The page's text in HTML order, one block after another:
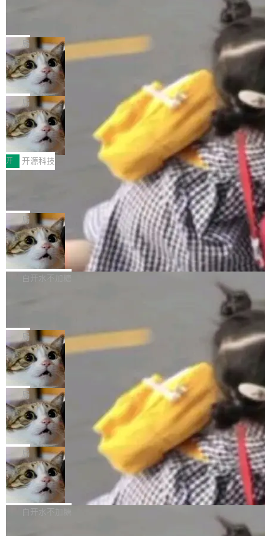
库之一。你的操作系统、浏览器、无数的基础设
施软件，很可能都在用它。而过去十年，维护它
的人一直在用业余...
gi?id=2019042">Bug&nbsp;2019042</a>）</l
i> <li>现在，助手可以直接使用 Exa 的网络搜索
结果回答问题，而无需将问题转交给搜索引擎。
（<a href="https://bugzilla.mozilla.org/show_
bug.cgi?id=204...
的 npm 包。项目的核心论点是：容器不适合 Ag
ent 计算。真正适合的，是 Isolate。 Cloudflare
工程师在这件事上没什么可谦虚的——他们用 W
orkers 跑了十年 Isolate。用 CEO Matthew Pri
nce 的话说：「我们一生都在用 Isolate 运行代
码，而 AI Agent 不需要容器，它们需要的是 Iso
late。」 容器为什么不合适 容器的问题在于启动
和销毁都太重了。一个 Agent 要执行的任务可能
只需要几毫秒的 CPU 时间，但容器从冷启动到
就绪要花数秒。如果未来有十...
局
OpenAI 公开邮件和聊天记录回应苹果
诉讼，称“Apple is getting this wron
g”
上个月，苹果一纸诉状把 OpenAI 告上法庭，指
控其挖角苹果前员工并窃取商业秘密。苹果的诉
状把 OpenAI 描述成一个系统性地从前东家挖
人、套取机密信息的对手。 OpenAI 没发律师
函，也没选择庭外沉默。它在官网贴了一篇博
文，标题只有六个字：Apple is getting this wro
ng。 然后，它把邮件往来和 iMessage 聊天记
录全贴了出来。 他发错人了 苹果外部律师 Gabr
iel Gross 来自 Weil 律所，2 月 23 日下午 5:53
给 OpenAI 总法律顾问 Che Chang 发了封邮
件，附了一封长信，要求 OpenAI 配合调查前苹
果员工带走机密信...
局
HUAWEI MatePad Edge上架WorkBu
ddy鸿蒙PC版，说话就能干活的AI办公
搭子
全能AI工作台WorkBuddy鸿蒙PC版上架HUAWE
I MatePad Edge应用市场，直接下载即可使
用，与鸿蒙电脑上的体验一致。值得一提的是，
这是目前市面上唯一支持平板接入WorkBuddy P
C版的产品，搭载“人机双写”重磅功能——你写
你的，AI写AI的，同屏协作互不干扰。一句话让
AI帮你干活，现在开启全新体验！ 温馨提示：
体验WorkBuddy鸿蒙PC版前，请将 HUAWEI M
atePad Edge 升级至 HarmonyOS 6.1.0.135S
P9 patch03及以上版本。 *升级路径：设置 > 搜
开 开源科技
FFmpeg 9.0 发布：代号“Lei”，以此纪
全球知名开源多媒体框架 FFmpeg 今天正式发
布了 9.0 版本。这个版本除了带来新一代音视频
处理能力和硬件加速支持之外，还有一个特殊之
处：FFmpeg 9.0 的代号是“Lei”。 这个名字，
来自中国开发者雷霄骅（Lei Xiaohua）。 对于
很多中国音视频开发者而言，这个名字并不陌
“启蒙老师”。 而今年，恰好是雷霄骅离世十周
年。FFmpeg 社区最终选择用一个大版本的名
字，留下了这份纪念。 雷霄骅曾是中国传媒大学
数字电视技术方向的博士生，长期从事视频、音
频技...
局
亚马逊成本失控：AI 写代码烧掉 1215
万元，超预算 860%
外媒近日曝光了亚马逊的多份内部报告显示，AI
导致公司在多个项目上超支。《金融时报》报道
编写程序，目标是完成电商平台作者信息与商品
列表的数据匹配 —— 一项常规的数据处理任
务，最终却产生了 180 万美元的账单，实际支出
超出原定预算 860%。 更令人意外的是，该项目
最终并未成功落地，而高额算力消耗持续运行长
达 5 个月，公司直到财务对账时才察觉异常。这
意味着一个无人看管的 AI 程序，在近半年时间
里日夜不停地"烧钱"。 复盘显示，...
白开水不加糖
e CEO Clément Delangue 在 CNBC 的采访里
没有拐弯抹角。他说中国正在赢得 AI 竞赛，而
且按目前的速度，中国 AI 工具预计在今年底或
2027 年就能追上美国前沿实验室的水平。 Dela
ngue 把原因归结为一件事：开放协作。中国的
AI 开发者在一个共享和协作的生态里加速迭代，
而美国模型厂商在"闭门造车"。他的原话是 "buil
ding in silos"——各自为战，互不通气。 这个判
断从他嘴里说出来分量不同。Hugging Face 是
全球最大的开源 AI 平台，上面跑着上百万个模
型。谁在开源赛道上领先，...
局
当 AI agent 把源码变成了最好的扩展系
统，开发者工具必须开源
五年前，David Crawshaw 问过很多软件工程师
一个问题：你写过什么给自己用的程序？答案几
乎都是没有。工程师们整天用别人写的程序写程
序给别人用。偶尔有人自己写个博客系统、智能
家居控制、家庭实验室，都算稀奇事。 Crawsh
aw 是 Shelley 的作者，一个开源 AI coding age
nt。他最近在博客上写了一篇文章，核心论点很
简单：开发者工具必须开源。 理由不是传统的自
由软件情怀，而是一个跟 AI agent 直接相关的
技术判断。 两行 prompt 就能个性化任何软件 C
局
DeepSeek Harness 宣布内测邀请，全
网最大规模开源 Agent 路演现场诞生
一条内测招募帖，发出去的时候大概没人想到它
会变成一场开源 Agent 生态的路演。 8月1日，
DeepSeek Harness 团队负责人崔添翼（tiany
i）在 X 上发帖： 「如果你是 Agent Harness 相
关开源项目的开发者，希望参加 DeepSeek Har
ness 的内测，可以回复或私信联系我。请附上
局
商汤 SenseNova U1.5-Lite-Preview
开源
商汤科技宣布面向社区开源轻量级统一多模态模
型的预览版本 SenseNova U1.5-Lite-Preview。
白开水不加糖